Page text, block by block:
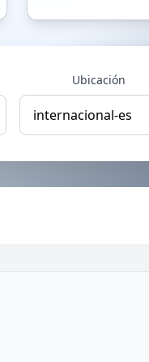
Ubicación